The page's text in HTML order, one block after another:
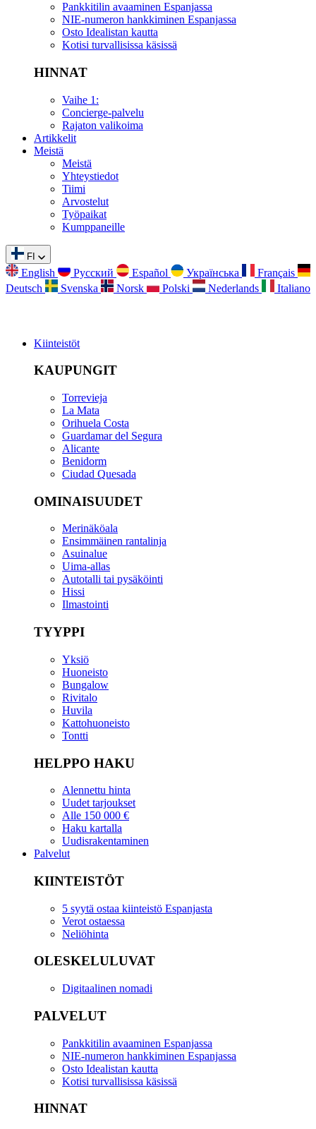
Pankkitilin avaaminen Espanjassa
NIE-numeron hankkiminen Espanjassa
Osto Idealistan kautta
Kotisi turvallisissa käsissä
HINNAT
Vaihe 1:
Concierge-palvelu
Rajaton valikoima
Artikkelit
Meistä
Meistä
Yhteystiedot
Tiimi
Arvostelut
Työpaikat
Kumppaneille
FI
English Русский Español Українська
Français
Deutsch
Svenska Norsk Polski Nederlands Italiano
Kiinteistöt
KAUPUNGIT
Torrevieja
La Mata
Orihuela Costa
Guardamar del Segura
Alicante
Benidorm
Ciudad Quesada
OMINAISUUDET
Merinäköala
Ensimmäinen rantalinja
Asuinalue
Uima-allas
Autotalli tai pysäköinti
Hissi
Ilmastointi
TYYPPI
Yksiö
Huoneisto
Bungalow
Rivitalo
Huvila
Kattohuoneisto
Tontti
HELPPO HAKU
Alennettu hinta
Uudet tarjoukset
Alle 150 000 €
Haku kartalla
Uudisrakentaminen
Palvelut
KIINTEISTÖT
5 syytä ostaa kiinteistö Espanjasta
Verot ostaessa
Neliöhinta
OLESKELULUVAT
Digitaalinen nomadi
PALVELUT
Pankkitilin avaaminen Espanjassa
NIE-numeron hankkiminen Espanjassa
Osto Idealistan kautta
Kotisi turvallisissa käsissä
HINNAT